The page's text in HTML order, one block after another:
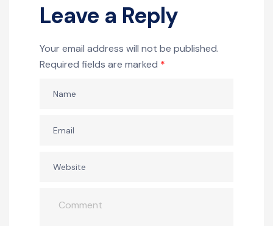
Leave a Reply
Your email address will not be published.
Required fields are marked *